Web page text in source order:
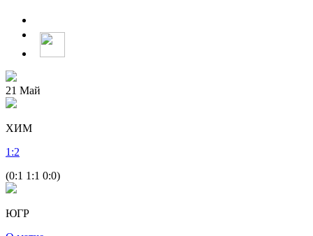
21 Май
ХИМ
1 :2
(0:1 1:1 0:0)
ЮГР